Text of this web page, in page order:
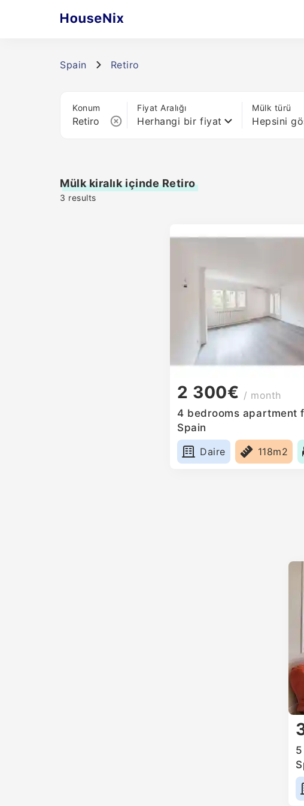
Spain Retiro
Konum Fiyat Aralığı
Herhangi bir fiyat
Mülk türü
Hepsini
Mülk kiralık içinde Retiro
3 results
2 300€ / month
4 bedrooms apartment
Spain
Daire
118m2